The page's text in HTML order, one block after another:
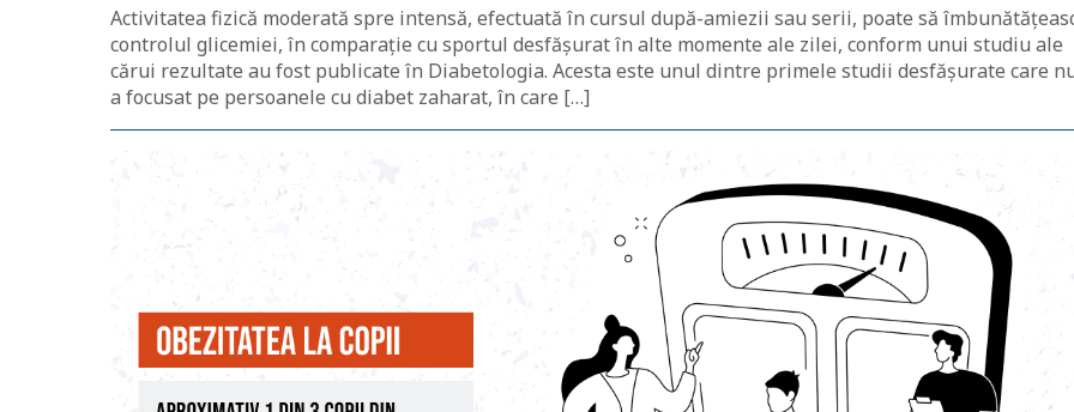
Activitatea fizică moderată spre intensă, efectuată în cursul după-amiezii sau serii, poate să
controlul glicemiei, în comparaţie cu sportul desfăşurat în alte momente ale zilei, conform unui studiu ale
cărui rezultate au fost publicate în Diabetologia. Acesta este unul dintre primele studii desfăşurate care
a focusat pe persoanele cu diabet zaharat, în care […]